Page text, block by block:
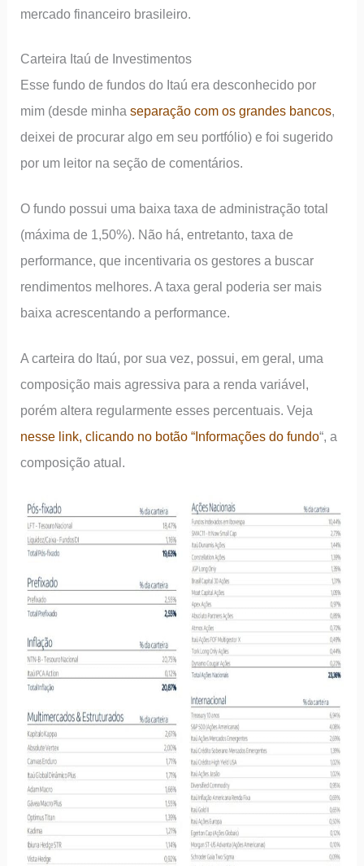
mercado financeiro brasileiro.
Carteira Itaú de Investimentos
Esse fundo de fundos do Itaú era desconhecido por
mim (desde minhaseparação com os grandes bancos,
deixei de procurar algo em seu portfólio) e foi sugerido
por um leitor na seção de comentários.
O fundo possui uma baixa taxa de administração total
(máxima de 1,50%). Não há, entretanto, taxa de
performance, que incentivaria os gestores a buscar
rendimentos melhores. A taxa geral poderia ser mais
baixa acrescentando a performance.
A carteira do Itaú, por sua vez, possui, em geral, uma
composição mais agressiva para a renda variável,
porém altera regularmente esses percentuais. Veja
nesse link, clicando no botão “Informações do fundo“, a
composição atual.